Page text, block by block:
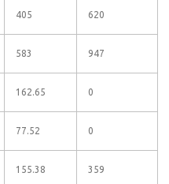
405 620
583 947
162.65 0
77.52 0
155.38 359